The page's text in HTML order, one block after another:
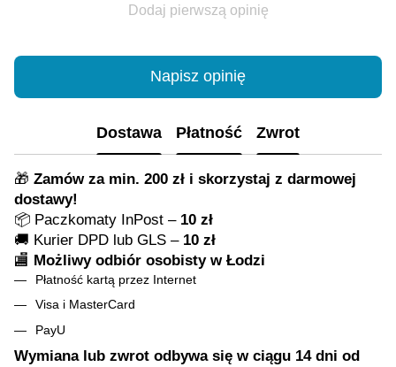
Dodaj pierwszą opinię
Napisz opinię
Dostawa Płatność Zwrot
🎁 Zamów za min. 200 zł i skorzystaj z darmowej
dostawy!
📦 Paczkomaty InPost – 10 zł
🚚 Kurier DPD lub GLS – 10 zł
🏬 Możliwy odbiór osobisty w Łodzi
Płatność kartą przez Internet
Visa i MasterCard
PayU
Wymiana lub zwrot odbywa się w ciągu 14 dni od